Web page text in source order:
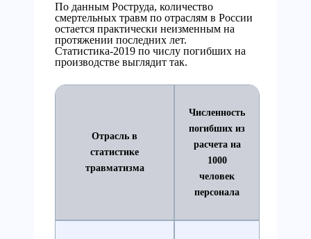
По данным Роструда, количество
смертельных травм по отраслям в России
остается практически неизменным на
протяжении последних лет.
Статистика-2019 по числу погибших на
производстве выглядит так.
Отрасль в
статистике
травматизма
Численность
погибших из
расчета на
1000
человек
персонала